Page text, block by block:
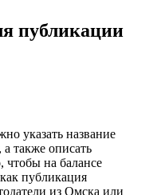
публикации
указать название
также описать
чтобы на балансе
публикация
из Омска или